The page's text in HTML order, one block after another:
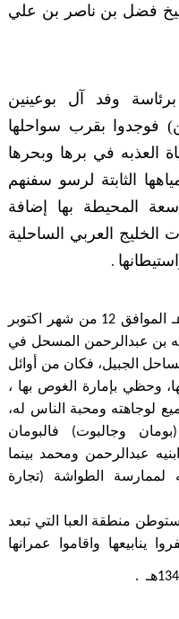
فضل بن ناصر بن علي
وفد آل بوعينين
فوجدوا بقرب سواحلها
العذبه في برها وبحرها
الثابتة لرسو سفنهم
المحيطة بها إضافة
الخليج العربي الساحلية
.
في 27 من شهر رمضان عام 1327هـ الموافق 12 من شهر اكتوبر
بن عبدالرحمن المسحل في
الجبيل، فكان من أوائل
وحظي بإمارة الغوص بها ،
لوجاهته ومحبة الناس له،
وجالبوت) فالبومان
عبدالرحمن ومحمد بينما
لممارسة الطواشة (تجارة
منطقة العبا التي تبعد
وحفروا ينابيعها واقاموا عمرانها
.